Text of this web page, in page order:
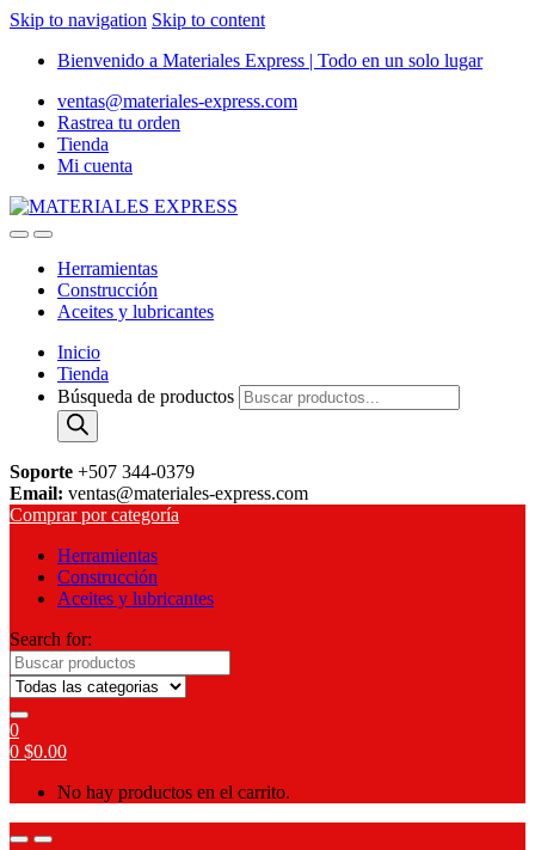
Skip to navigation Skip to content
Bienvenido a Materiales Express | Todo en un solo lugar
ventas@materiales-express.com
Rastrea tu orden
Tienda
Mi cuenta
Herramientas
Construcción
Aceites y lubricantes
Inicio
Tienda
Búsqueda de productos
Soporte +507 344-0379
Email: ventas@materiales-express.com
Comprar por categoría
Herramientas
Construcción
Aceites y lubricantes
Search for:
0
0 $0.00
No hay productos en el carrito.